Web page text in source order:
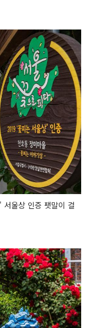
울상 인증 팻말이 걸